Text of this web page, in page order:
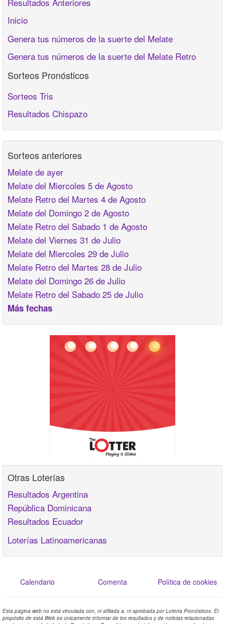
Inicio
Genera tus números de la suerte del Melate
Genera tus números de la suerte del Melate Retro
Sorteos Pronósticos
Sorteos Tris
Resultados Chispazo
Sorteos anteriores
Melate de ayer
Melate del Miercoles 5 de Agosto
Melate Retro del Martes 4 de Agosto
Melate del Domingo 2 de Agosto
Melate Retro del Sabado 1 de Agosto
Melate del Viernes 31 de Julio
Melate del Miercoles 29 de Julio
Melate Retro del Martes 28 de Julio
Melate del Domingo 26 de Julio
Melate Retro del Sabado 25 de Julio
Más fechas
Otras Loterías
Resultados Argentina
República Dominicana
Resultados Ecuador
Loterías Latinoamericanas
Calendario Comenta Política de cookies
Esta página web no está vinculada con, ni afiliada a, ni aprobada por Lotería Pronósticos. El
propósito de está Web es únicamente informar de los resultados y de noticias relacionadas